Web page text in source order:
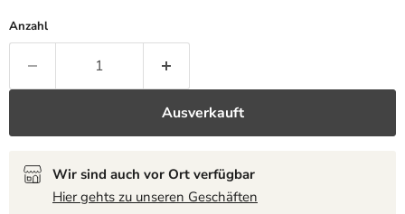
Anzahl
Ausverkauft
Wir sind auch vor Ort verfügbar
Hier gehts zu unseren Geschäften